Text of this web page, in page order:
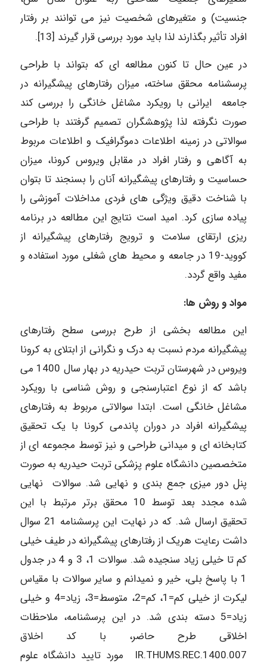
جنسیت) و متغیرهای شخصیت نیز می توانند بر رفتار
افراد تأثیر بگذارند لذا باید مورد بررسی قرار گیرند [13].
در عین حال تا کنون مطالعه ای که بتواند با طراحی
پرسشنامه محقق ساخته، میزان رفتارهای پیشگیرانه در
جامعه ایرانی با رویکرد مشاغل خانگی را بررسی کند
صورت نگرفته لذا پژوهشگران تصمیم گرفتند با طراحی
سوالاتی در زمینه اطلاعات دموگرافیک و اطلاعات مربوط
به آگاهی و رفتار افراد در مقابل ویروس کرونا، میزان
حساسیت و رفتارهای پیشگیرانه آنان را بسنجند تا بتوان
با شناخت دقیق ویژگی های فردی مداخلات آموزشی را
پیاده سازی کرد. امید است نتایج این مطالعه در برنامه
ریزی ارتقای سلامت و ترویج رفتارهای پیشگیرانه از
کووید-19 در جامعه و محیط های شغلی مورد استفاده و
مفید واقع گردد.
مواد و روش ها:
این مطالعه بخشی از طرح بررسی سطح رفتارهای
پیشگیرانه مردم نسبت به درک و نگرانی از ابتلای به کرونا
ویروس در شهرستان تربت حیدریه در بهار سال 1400 می
باشد که از نوع اعتبارسنجی و روش شناسی با رویکرد
مشاغل خانگی است. ابتدا سوالاتی مربوط به رفتارهای
پیشگیرانه افراد در دوران پاندمی کرونا با یک تحقیق
کتابخانه ای و میدانی طراحی و نیز توسط مجموعه ای از
متخصصین دانشگاه علوم پزشکی تربت حیدریه به صورت
پنل دور میزی جمع بندی و نهایی شد. سوالات نهایی
شده مجدد بعد توسط 10 محقق برتر مرتبط با این
تحقیق ارسال شد. که در نهایت این پرسشنامه 21 سوال
داشت رعایت هریک از رفتارهای پیشگیرانه در طیف خیلی
کم تا خیلی زیاد سنجیده شد. سوالات 1، 3 و 4 در جدول
1 با پاسخ بلی، خیر و نمیدانم و سایر سوالات با مقیاس
لیکرت از خیلی کم=1، کم=2، متوسط=3، زیاد=4 و خیلی
زیاد=5 دسته بندی شد. در این پرسشنامه، ملاحظات
اخلاقی طرح حاضر، با کد اخلاق
IR.THUMS.REC.1400.007 مورد تایید دانشگاه علوم